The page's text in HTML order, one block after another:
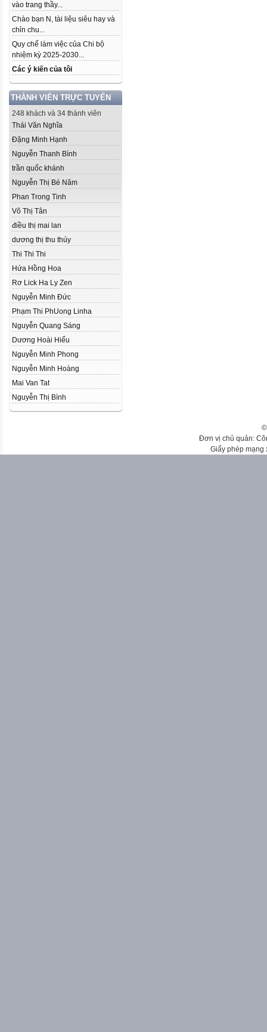
vào trang thầy...
Chào bạn N, tài liệu siêu hay và
chỉn chu...
Quy chế làm việc của Chi bộ
nhiệm kỳ 2025-2030...
Các ý kiến của tôi
THÀNH VIÊN TRỰC TUYẾN
248 khách và 34 thành viên
Thái Văn Nghĩa
Đặng Minh Hạnh
Nguyễn Thanh Bình
trần quốc khánh
Nguyễn Thị Bé Năm
Phan Trong Tinh
Võ Thị Tân
điều thị mai lan
dương thị thu thúy
Thi Thi Thi
Hứa Hồng Hoa
Rơ Lick Ha Ly Zen
Nguyễn Minh Đức
Phạm Thi Ph­Uong Linha
Nguyễn Quang Sáng
Dương Hoài Hiếu
Nguyễn Minh Phong
Nguyễn Minh Hoàng
Mai Van Tat
Nguyễn Thị Bình
Đơn vị chủ quản:
Giấy phép mạng